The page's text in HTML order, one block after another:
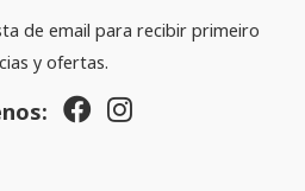
de email para recibir primeiro
y ofertas.